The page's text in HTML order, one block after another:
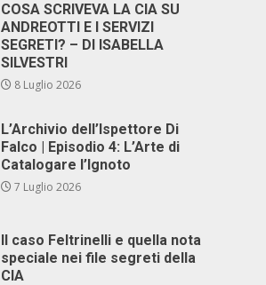
COSA SCRIVEVA LA CIA SU
ANDREOTTI E I SERVIZI
SEGRETI? – DI ISABELLA
SILVESTRI
8 Luglio 2026
L’Archivio dell’Ispettore Di
Falco | Episodio 4: L’Arte di
Catalogare l’Ignoto
7 Luglio 2026
Il caso Feltrinelli e quella nota
speciale nei file segreti della
CIA